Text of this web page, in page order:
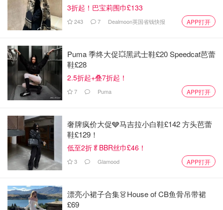
还有这个本书是教数学的书。是教小朋友做数学问答，可以
提高小朋友的数学兴趣，我家小宝贝很喜欢，可以和大家分
享一下
3折起！巴宝莉围巾£133
243 7 Dealmoon英国省钱快报 APP打开
Puma 季终大促💥黑武士鞋£20 Speedcat芭蕾
鞋£28
2.5折起+叠7折起！
7 Puma APP打开
奢牌疯价大促🩶马吉拉小白鞋£142 方头芭蕾
鞋£129！
低至2折🥬BBR丝巾£46！
3 Glamood APP打开
漂亮小裙子合集👗House of CB鱼骨吊带裙
£69